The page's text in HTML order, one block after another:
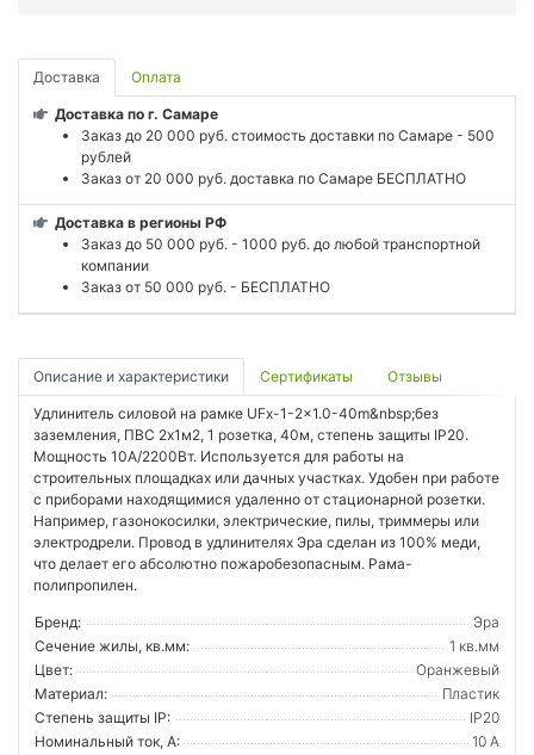
Доставка Оплата
Доставка по г. Самаре
Заказ до 20 000 руб. стоимость доставки по Самаре - 500
рублей
Заказ от 20 000 руб. доставка по Самаре БЕСПЛАТНО
Доставка в регионы РФ
Заказ до 50 000 руб. - 1000 руб. до любой транспортной
компании
Заказ от 50 000 руб. - БЕСПЛАТНО
Описание и характеристики Сертификаты Отзывы
Удлинитель силовой на рамке UFx-1-2x1.0-40m&nbsp;без
заземления, ПВС 2х1м2, 1 розетка, 40м, степень защиты IP20.
Мощность 10А/2200Вт. Используется для работы на
строительных площадках или дачных участках. Удобен при работе
с приборами находящимися удаленно от стационарной розетки.
Например, газонокосилки, электрические, пилы, триммеры или
электродрели. Провод в удлинителях Эра сделан из 100% меди,
что делает его абсолютно пожаробезопасным. Рама-
полипропилен.
Бренд:
Эра
Сечение жилы, кв.мм:
1 кв.мм
Цвет:
Оранжевый
Материал:
Пластик
Степень защиты IP:
IP20
Номинальный ток, А:
10 А